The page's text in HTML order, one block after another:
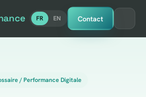
FR EN Contact
/ Performance Digitale